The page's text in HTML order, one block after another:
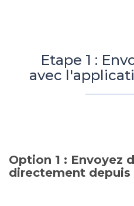
Etape 1 :
avec
Option 1 : Envoyez
directement